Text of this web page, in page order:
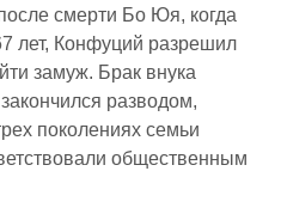
смерти Бо Юя, когда
лет, Конфуций разрешил
замуж. Брак внука
разводом,
поколениях семьи
общественным